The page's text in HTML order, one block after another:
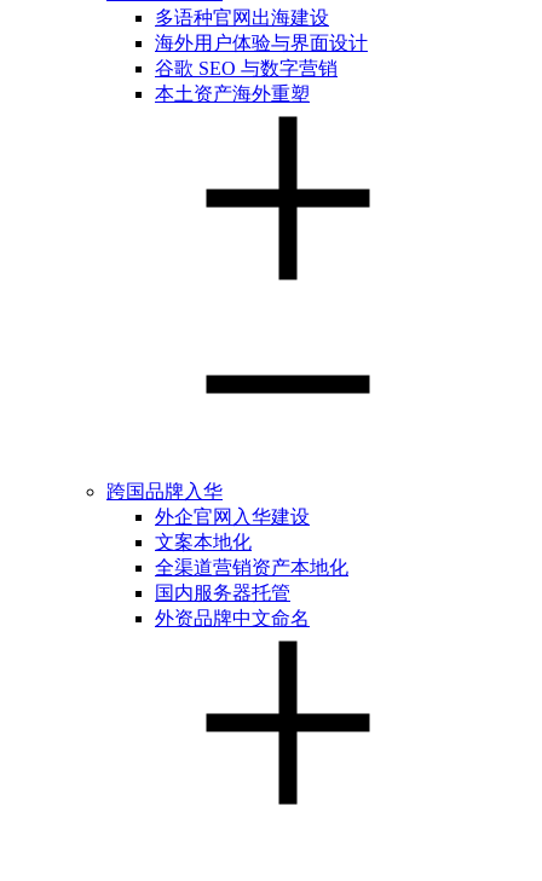
多语种官网出海建设
海外用户体验与界面设计
谷歌 SEO 与数字营销
本土资产海外重塑
跨国品牌入华
外企官网入华建设
文案本地化
全渠道营销资产本地化
国内服务器托管
外资品牌中文命名